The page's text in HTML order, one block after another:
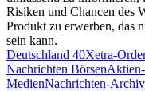
Risiken und Chancen des
Produkt zu erwerben, das
sein kann.
Deutschland 40Xetra-
Nachrichten Börsen
MedienNachrichten-Archiv